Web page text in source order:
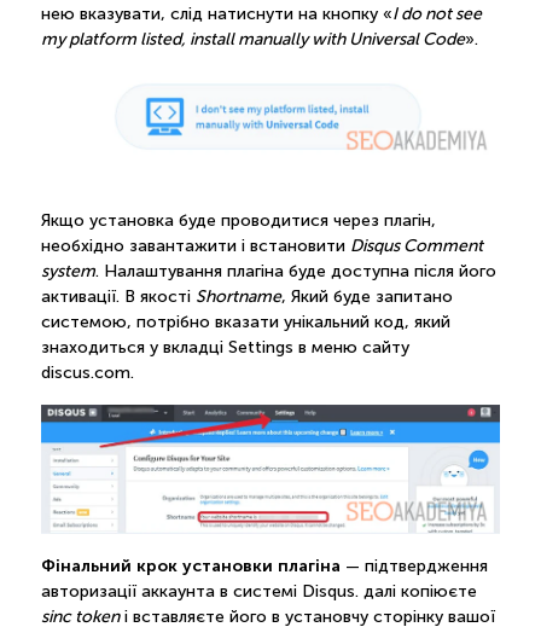
нею вказувати, слід натиснути на кнопку «I do not see
my platform listed, install manually with Universal Code».
Якщо установка буде проводитися через плагін,
необхідно завантажити і встановити Disqus Comment
system. Налаштування плагіна буде доступна після його
активації. В якості Shortname, Який буде запитано
системою, потрібно вказати унікальний код, який
знаходиться у вкладці Settings в меню сайту
discus.com.
Фінальний крок установки плагіна — підтвердження
авторизації аккаунта в системі Disqus. далі копіюєте
sinc tokenі вставляєте його в установчу сторінку вашої